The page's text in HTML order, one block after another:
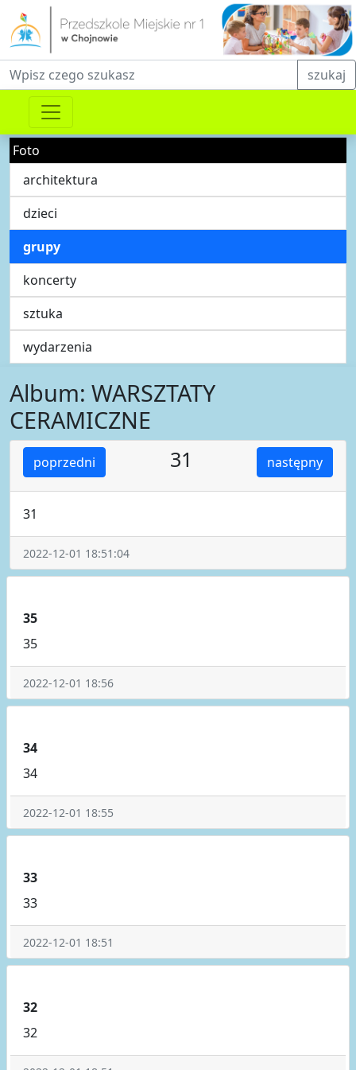
Fraza do wyszukiwania szukaj
Foto
architektura
dzieci
grupy
koncerty
sztuka
wydarzenia
Album: WARSZTATY
CERAMICZNE
poprzedni następny
31
31
2022-12-01 18:51:04
35
35
2022-12-01 18:56
34
34
2022-12-01 18:55
33
33
2022-12-01 18:51
32
32